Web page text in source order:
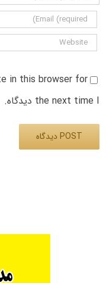
in this browser for
the next time I دیدگاه.